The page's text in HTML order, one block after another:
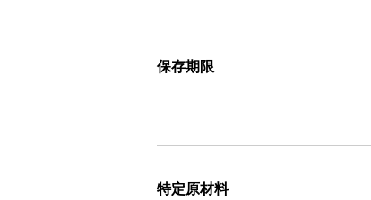
保存期限
特定原材料